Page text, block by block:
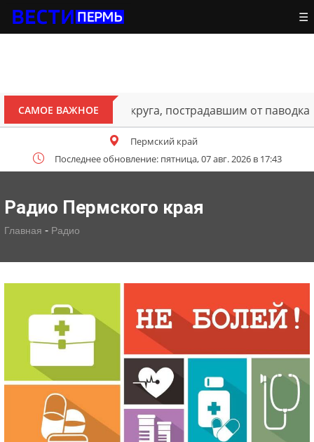
☰
САМОЕ ВАЖНОЕ
Октябрьского округа, пострадавшим от паводка
Пермский край
Последнее обновление: пятница, 07 авг. 2026 в 17:43
Радио Пермского края
Главная - Радио